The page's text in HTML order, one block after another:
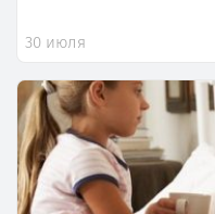
30 июля